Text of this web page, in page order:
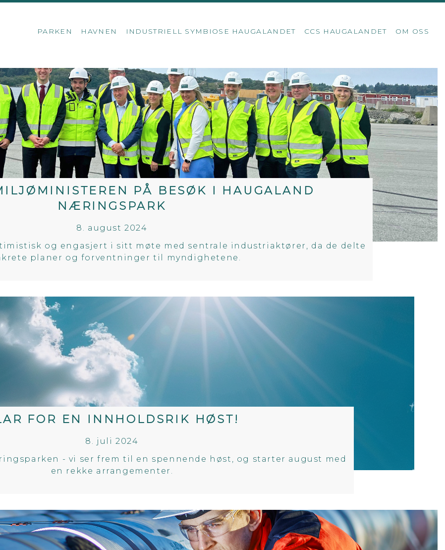
PARKEN HAVNEN INDUSTRIELL SYMBIOSE HAUGALANDET CCS HAUGALANDET OM OSS
PÅ BESØK I HAUGALAND
NÆRINGSPARK
8. august 2024
og engasjert i sitt møte med sentrale industriaktører, da de delte
planer og forventninger til myndighetene.
FOR EN INNHOLDSRIK HØST!
8. juli 2024
- vi ser frem til en spennende høst, og starter august med
en rekke arrangementer.